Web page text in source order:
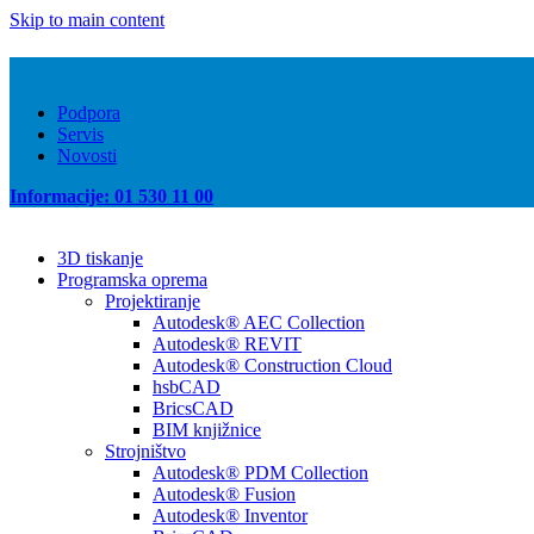
Skip to main content
Podpora
Servis
Novosti
Informacije: 01 530 11 00
3D tiskanje
Programska oprema
Projektiranje
Autodesk® AEC Collection
Autodesk® REVIT
Autodesk® Construction Cloud
hsbCAD
BricsCAD
BIM knjižnice
Strojništvo
Autodesk® PDM Collection
Autodesk® Fusion
Autodesk® Inventor